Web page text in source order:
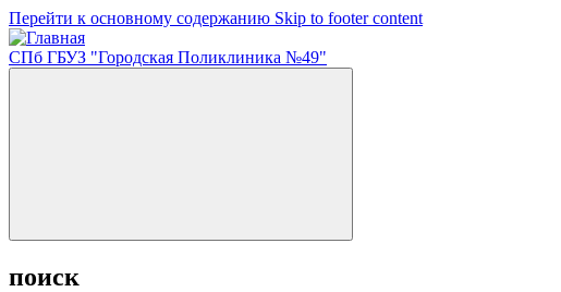
Перейти к основному содержанию Skip to footer content
СПб ГБУЗ "Городская Поликлиника №49"
поиск